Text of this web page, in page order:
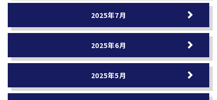
2025年7月
2025年6月
2025年5月